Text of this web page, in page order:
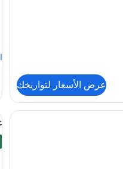
عرض الأسعار لتواريخك
أغطية فراش متميزة وميني بار وخزنة